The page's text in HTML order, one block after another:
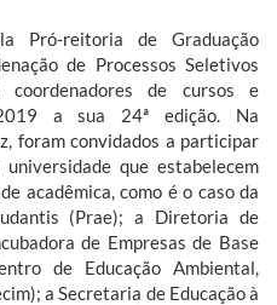
Pró-reitoria de Graduação
de Processos Seletivos
coordenadores de cursos e
a sua 24ª edição. Na
foram convidados a participar
que estabelecem
acadêmica, como é o caso da
(Prae); a Diretoria de
de Empresas de Base
de Educação Ambiental,
a Secretaria de Educação à